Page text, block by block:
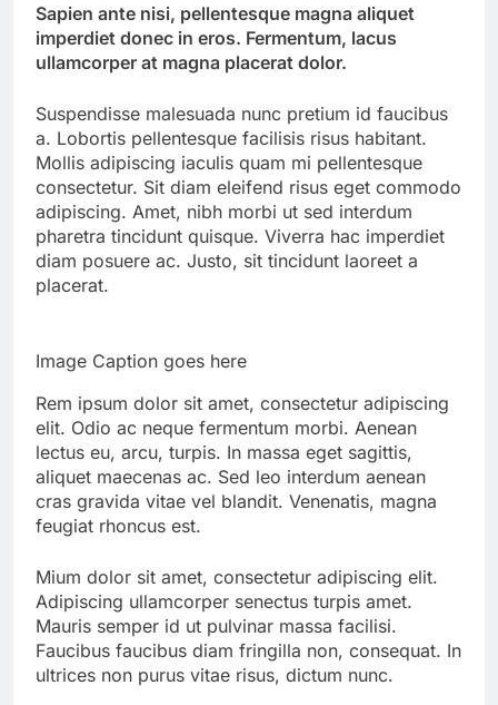
Sapien ante nisi, pellentesque magna aliquet
imperdiet donec in eros. Fermentum, lacus
ullamcorper at magna placerat dolor.
Suspendisse malesuada nunc pretium id faucibus
a. Lobortis pellentesque facilisis risus habitant.
Mollis adipiscing iaculis quam mi pellentesque
consectetur. Sit diam eleifend risus eget commodo
adipiscing. Amet, nibh morbi ut sed interdum
pharetra tincidunt quisque. Viverra hac imperdiet
diam posuere ac. Justo, sit tincidunt laoreet a
placerat.
Image Caption goes here
Rem ipsum dolor sit amet, consectetur adipiscing
elit. Odio ac neque fermentum morbi. Aenean
lectus eu, arcu, turpis. In massa eget sagittis,
aliquet maecenas ac. Sed leo interdum aenean
cras gravida vitae vel blandit. Venenatis, magna
feugiat rhoncus est.
Mium dolor sit amet, consectetur adipiscing elit.
Adipiscing ullamcorper senectus turpis amet.
Mauris semper id ut pulvinar massa facilisi.
Faucibus faucibus diam fringilla non, consequat. In
ultrices non purus vitae risus, dictum nunc.